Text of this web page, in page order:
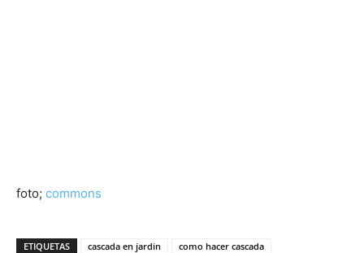
foto; commons
ETIQUETAS cascada en jardin
como hacer cascada